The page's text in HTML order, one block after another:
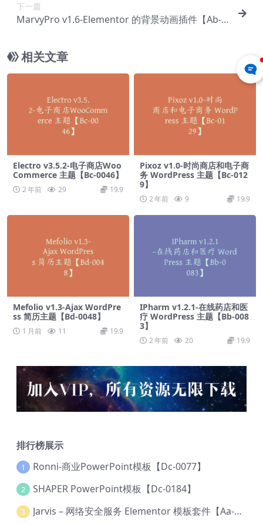
下一篇
MarvyPro v1.6-Elementor 的背景动画插件【Ab-0
相关文章
Electro v3.5.2-电子商店Woo
Commerce 主题【Bc-0046】
2 年前 29 19.9
Pixoz v1.0-时尚商店和电子商
务 WordPress 主题【Bc-012
9】
2 年前 9 19.9
Mefolio v1.3-Ajax WordPre
ss 简历主题【Bd-0048】
1 月前 11 19.9
IPharm v1.2.1-在线药店和医
疗 WordPress 主题【Bb-008
3】
2 年前 20 19.9
排行榜展示
1 Ronni-商业PowerPoint模板【Dc-0077】
2 SHAPER PowerPoint模板【Dc-0184】
3 Jarvis – 网络安全服务 Elementor 模板套件【Aa-0035】